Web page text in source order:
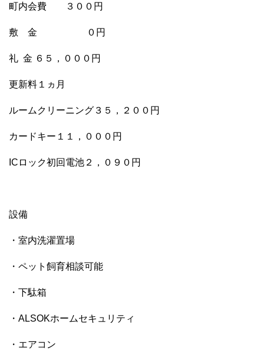
町内会費 ３００円
敷 金 ０円
礼 金 ６５，０００円
更新料１ヵ月
ルームクリーニング３５，２００円
カードキー１１，０００円
ICロック初回電池２，０９０円
設備
・室内洗濯置場
・ペット飼育相談可能
・下駄箱
・ALSOKホームセキュリティ
・エアコン